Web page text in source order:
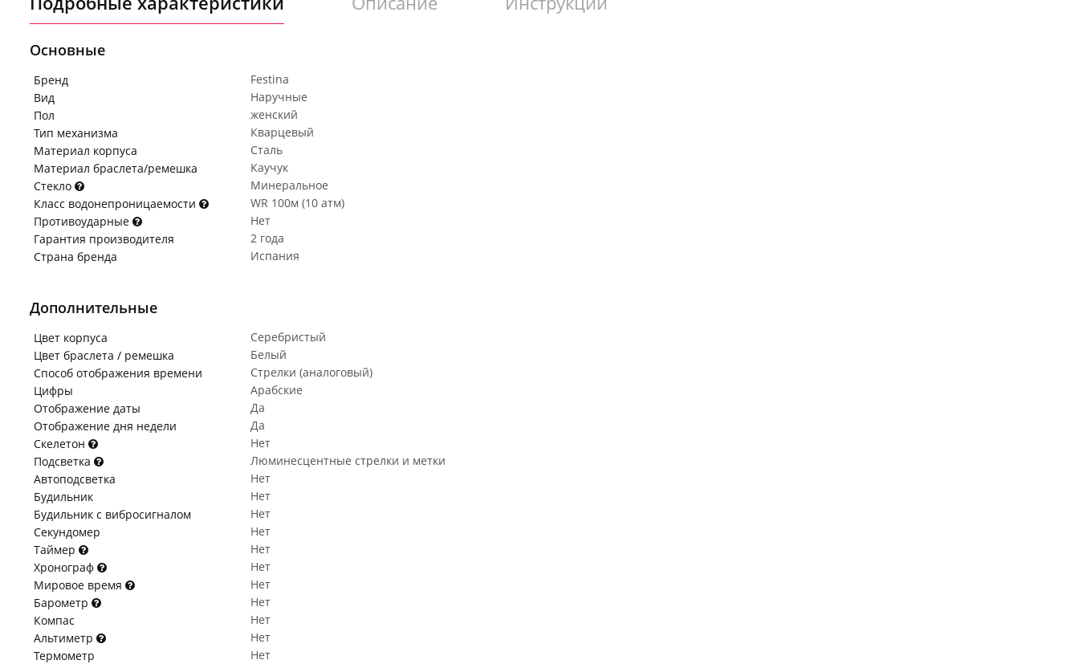
Основные
Бренд
Festina
Вид
Наручные
Пол
женский
Тип механизма
Кварцевый
Материал корпуса
Сталь
Материал браслета/ремешка
Каучук
Стекло
Минеральное
Класс водонепроницаемости
WR 100м (10 атм)
Противоударные
Нет
Гарантия производителя
2 года
Страна бренда
Испания
Дополнительные
Цвет корпуса
Серебристый
Цвет браслета / ремешка
Белый
Способ отображения времени
Стрелки (аналоговый)
Цифры
Арабские
Отображение даты
Да
Отображение дня недели
Да
Скелетон
Нет
Подсветка
Люминесцентные стрелки и метки
Автоподсветка
Нет
Будильник
Нет
Будильник с вибросигналом
Нет
Секундомер
Нет
Таймер
Нет
Хронограф
Нет
Мировое время
Нет
Барометр
Нет
Компас
Нет
Альтиметр
Нет
Термометр
Нет